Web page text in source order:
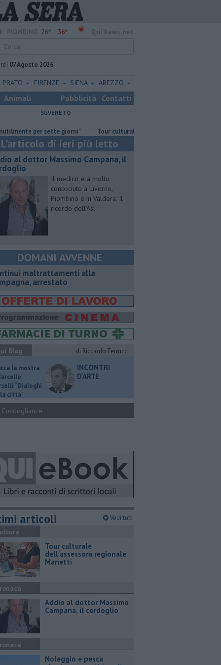
26° 36°
07 Agosto 2026
PRATO FIRENZE SIENA AREZZO
Animali Pubblicità Contatti
SUVERETO
sette giorni" Tour culturale dell'assessora regionale Manetti
L'articolo di ieri più letto
al dottor Massimo Campana, il
Il medico era molto
conosciuto a Livorno,
Piombino e in Valdera. Il
ricordo dell'Asl
DOMANI AVVENNE
maltrattamenti alla
arrestato
Blog
di Riccardo Ferrucci
la mostra
“Dialoghi
città"
INCONTRI
D'ARTE
Condoglianze
articoli Vedi tutti
Tour culturale
dell'assessora regionale
Manetti
Addio al dottor Massimo
Campana, il cordoglio
Noleggio e pesca